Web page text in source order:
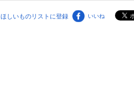
ほしいものリストに登録 いいね